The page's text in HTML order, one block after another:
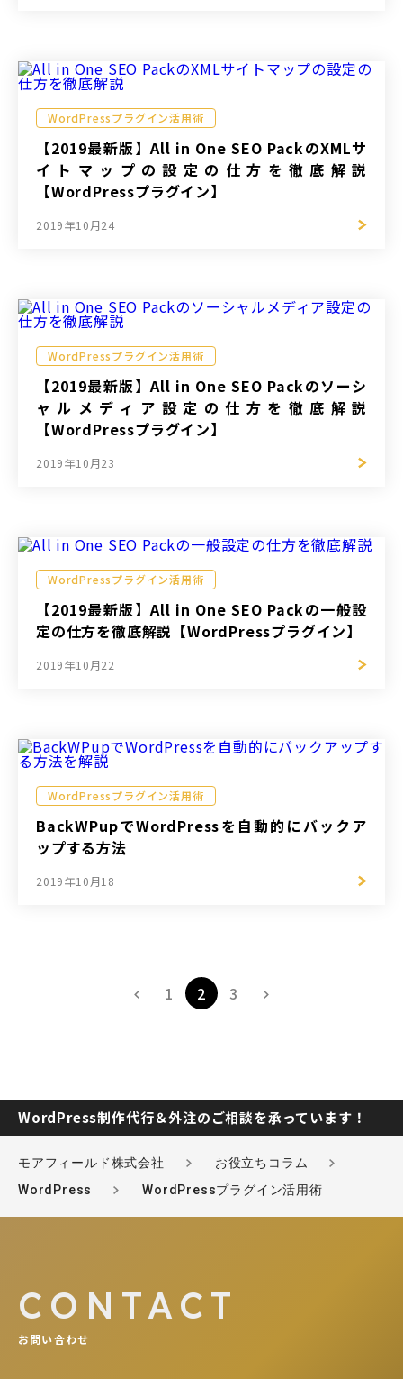
WordPressプラグイン活用術
【2019最新版】All in One SEO PackのXMLサ
イトマップの設定の仕方を徹底解説
【WordPressプラグイン】
2019年10月24
WordPressプラグイン活用術
【2019最新版】All in One SEO Packのソーシ
ャルメディア設定の仕方を徹底解説
【WordPressプラグイン】
2019年10月23
WordPressプラグイン活用術
【2019最新版】All in One SEO Packの一般設
定の仕方を徹底解説【WordPressプラグイン】
2019年10月22
WordPressプラグイン活用術
BackWPupでWordPressを自動的にバックア
ップする方法
2019年10月18
送
り
1 2 3
WordPress制作代行＆外注のご相談を承っています！
モアフィールド株式会社
お役立ちコラム
WordPress
WordPressプラグイン活用術
CONTACT
お問い合わせ